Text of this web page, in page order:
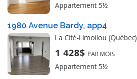
Appartement 5½
1980 Avenue Bardy, app4
La Cité-Limoilou (Québec)
1 428$ PAR MOIS
Appartement 5½